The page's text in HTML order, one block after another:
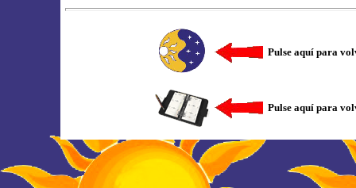
Pulse aquí para
Pulse aquí para